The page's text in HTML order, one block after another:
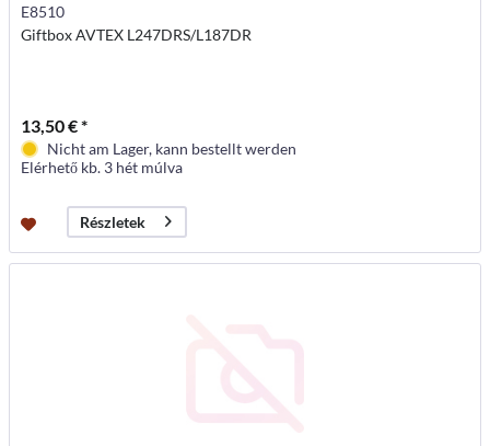
E8510
Giftbox AVTEX L247DRS/L187DR
13,50 € *
Nicht am Lager, kann bestellt werden
Elérhető kb. 3 hét múlva
Részletek